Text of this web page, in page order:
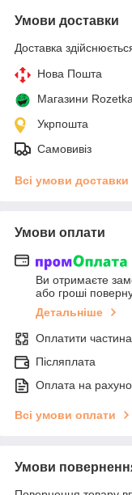
Умови доставки
Доставка
Нова Пошта
Магазини
Укрпошта
Самовивіз
Всі умови доставки
Умови оплати
Ви отримаєте
або гроші
Детальніше
Оплатити
Післяплата
Оплата на
Всі умови оплати
Умови